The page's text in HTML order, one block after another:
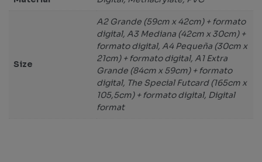
Size
A2 Grande (59cm x 42cm) + formato
digital, A3 Mediana (42cm x 30cm) +
formato digital, A4 Pequeña (30cm x
21cm) + formato digital, A1 Extra
Grande (84cm x 59cm) + formato
digital, The Special Futcard (165cm x
105,5cm) + formato digital, Digital
format